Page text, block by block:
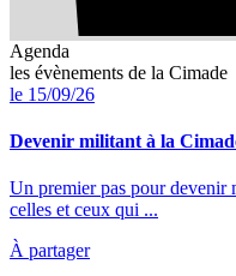
Agenda
les évènements de la Cimade
le 15/09/26
Devenir militant à la
Un premier pas pour
celles et ceux qui ...
À partager